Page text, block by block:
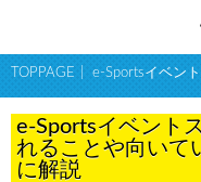
TOPPAGE e-Sportsイベン
e-Sportsイベント
れることや向いて
に解説